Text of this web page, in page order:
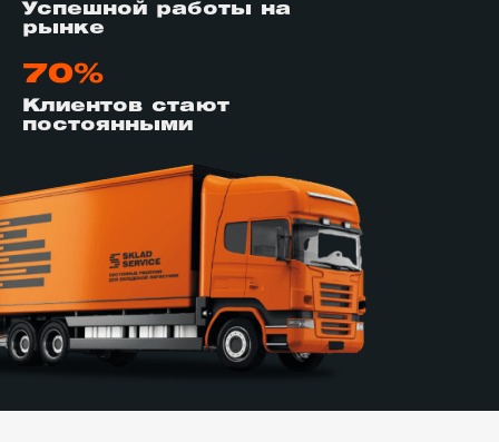
Успешной работы на
рынке
70%
Клиентов стают
постоянными